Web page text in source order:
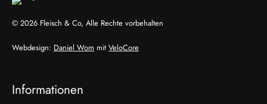
© 2026 Fleisch & Co, Alle Rechte vorbehalten
Webdesign: Daniel Wom mit VeloCore
Informationen